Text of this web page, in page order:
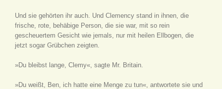
Und sie gehörten ihr auch. Und Clemency stand in ihnen, die
frische, rote, behäbige Person, die sie war, mit so rein
gescheuertem Gesicht wie jemals, nur mit heilen Ellbogen, die
jetzt sogar Grübchen zeigten.
»Du bleibst lange, Clemy«, sagte Mr. Britain.
»Du weißt, Ben, ich hatte eine Menge zu tun«, antwortete sie und